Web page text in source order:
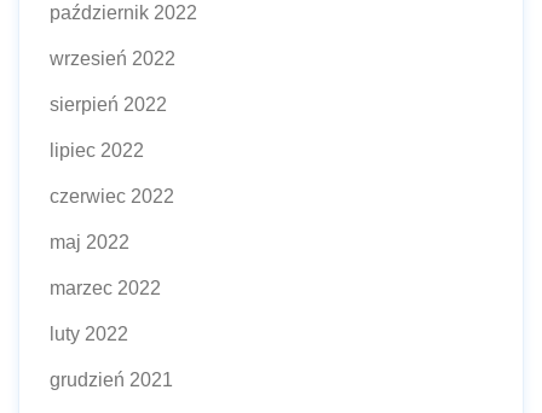
październik 2022
wrzesień 2022
sierpień 2022
lipiec 2022
czerwiec 2022
maj 2022
marzec 2022
luty 2022
grudzień 2021